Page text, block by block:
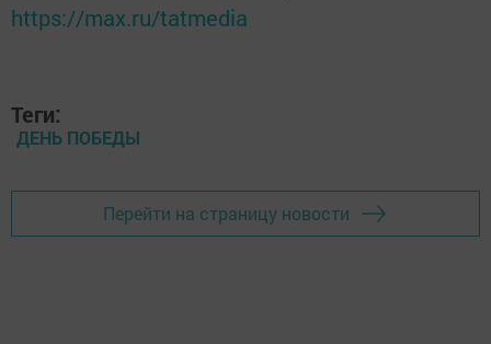
https://max.ru/tatmedia
Теги:
ДЕНЬ ПОБЕДЫ
Перейти на страницу новости